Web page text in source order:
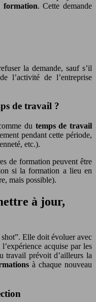
formation. Cette demande
la demande, sauf s’il
l’activité de l’entreprise
de travail ?
du temps de travail
pendant cette période,
etc.).
de formation peuvent être
si la formation a lieu en
mais possible).
à jour,
Elle doit évoluer avec
acquise par les
travail prévoit d’ailleurs la
à chaque nouveau